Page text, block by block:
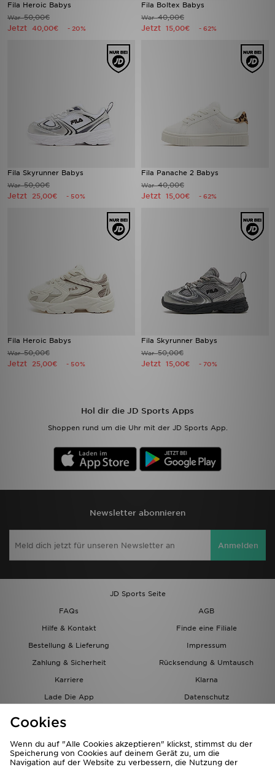
Fila Heroic Babys
War50,00€
Jetzt 40,00€ - 20%
Fila Boltex Babys
War40,00€
Jetzt 15,00€ - 62%
Fila Skyrunner Babys
War50,00€
Jetzt 25,00€ - 50%
Fila Panache 2 Babys
War40,00€
Jetzt 15,00€ - 62%
Fila Heroic Babys
War50,00€
Jetzt 25,00€ - 50%
Fila Skyrunner Babys
War50,00€
Jetzt 15,00€ - 70%
Hol dir die JD Sports Apps
Shoppen rund um die Uhr mit der JD Sports App.
Newsletter abonnieren
Anmelden
JD Sports Seite
FAQs
AGB
Hilfe & Kontakt
Finde eine Filiale
Bestellung & Lieferung
Impressum
Zahlung & Sicherheit
Rücksendung & Umtausch
Karriere
Klarna
Lade Die App
Datenschutz
Cookies
Wenn du auf "Alle Cookies akzeptieren" klickst, stimmst du der
Speicherung von Cookies auf deinem Gerät zu, um die
Navigation auf der Website zu verbessern, die Nutzung der